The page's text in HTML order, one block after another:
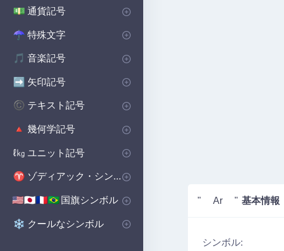
" Ar " 基本情報
シンボル:
Ac 化学記号
β 物理記号
Θ シータ記号
° 度記号
Ω オメガシンボル
⚯ 生物学の記号
💵 通貨記号
$ 世界の主要通貨
¢ セント記号
£ ポンド通貨記号
¥ 日本円 通貨記号
☂︎ 特殊文字
: 句読点
⚜ 装飾的なシンボル
• ドット記号
☮️ プリンスシンボル
⚔️ ベルセルクのシンボル
⚔️ バイキングのシンボル
🔨 溶接記号
🏫 学校のシンボル
⭐ スター・ウォーズのシンボル
ॐ ヒンドゥー教のシンボル
☯️ 異教のシンボル
🎵 音楽記号
♩ 備考 記号
♯ 記号
🎵 休符記号
🎼 音楽記号を繰り返す
➡️ 矢印記号
➡️ 方向矢印
↓ 下矢印記号
→ 右矢印記号
↑ 上矢印記号
^ キャレット矢印記号
©️ テキスト記号
©️ 著作権シンボル
♀ 女性のシンボル
❤️ 美的シンボル
♂ 男性のシンボル
🦇 バットマンのシンボル
Ⓐ 無政府主義のシンボル
✝️ 十字のシンボル
¶ 段落記号
🚗 車のシンボル
🧩 自閉症のシンボル
☘️ ケルトのシンボル
🍽️ 食器洗い機の記号
🔮 ハリー・ポッターのシンボル
🔨 北欧のシンボル
🐉 保護シンボル
🔺 幾何学記号
🔺 基本図形
⬟ ポリゴンシンボル
■ 立体図形記号
ℓ㎏ ユニット記号
📏 体積単位 記号
μ マイクロ単位記号
♈ ゾディアック・シンボル
♈ 西洋の星座シンボル
🇺🇸🇯🇵🇫🇷🇧🇷 国旗シンボル
の 国のシンボル
🇺🇸🇬🇧🇨🇳国旗シンボル
❄️ クールなシンボル